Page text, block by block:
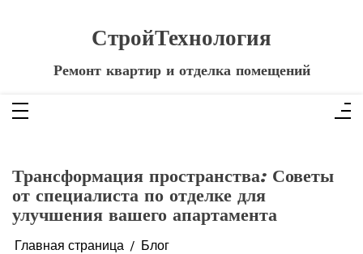
СтройТехнология
Ремонт квартир и отделка помещений
Трансформация пространства: Советы
от специалиста по отделке для
улучшения вашего апартамента
Главная страница Блог